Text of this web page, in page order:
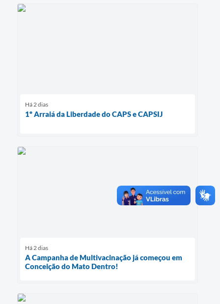
Há 2 dias
1º Arraiá da Liberdade do CAPS e CAPSIJ
Há 2 dias
A Campanha de Multivacinação já começou em
Conceição do Mato Dentro!